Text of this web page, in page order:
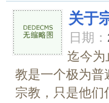
关于
日期：
迄今为
教是一个极为普
宗教，只是他